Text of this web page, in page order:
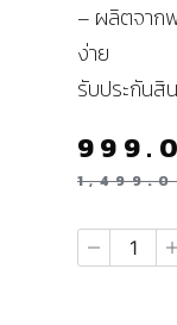
– ผลิตจาก
ง่าย
รับประกันสิ